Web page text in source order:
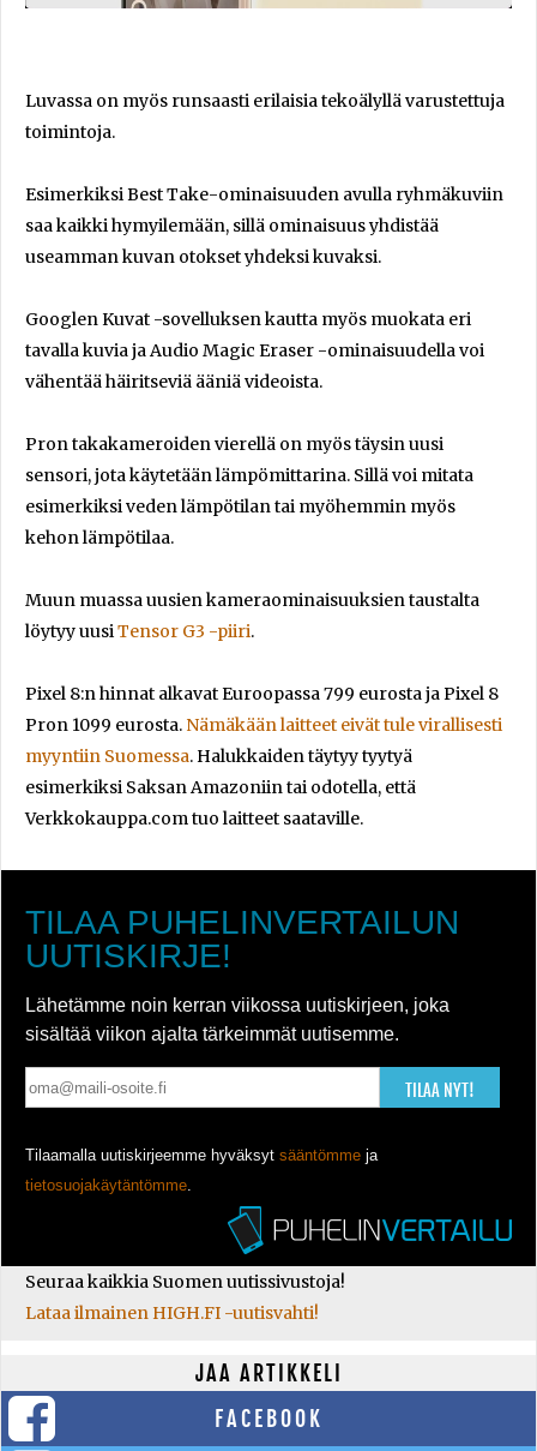
Luvassa on myös runsaasti erilaisia tekoälyllä varustettuja
toimintoja.
Esimerkiksi Best Take-ominaisuuden avulla ryhmäkuviin
saa kaikki hymyilemään, sillä ominaisuus yhdistää
useamman kuvan otokset yhdeksi kuvaksi.
Googlen Kuvat -sovelluksen kautta myös muokata eri
tavalla kuvia ja Audio Magic Eraser -ominaisuudella voi
vähentää häiritseviä ääniä videoista.
Pron takakameroiden vierellä on myös täysin uusi
sensori, jota käytetään lämpömittarina. Sillä voi mitata
esimerkiksi veden lämpötilan tai myöhemmin myös
kehon lämpötilaa.
Muun muassa uusien kameraominaisuuksien taustalta
löytyy uusiTensor G3 -piiri.
Pixel 8:n hinnat alkavat Euroopassa 799 eurosta ja Pixel 8
Pron 1099 eurosta. Nämäkään laitteet eivät tule virallisesti
myyntiin Suomessa. Halukkaiden täytyy tyytyä
esimerkiksi Saksan Amazoniin tai odotella, että
Verkkokauppa.com tuo laitteet saataville.
TILAA PUHELINVERTAILUN
UUTISKIRJE!
Lähetämme noin kerran viikossa uutiskirjeen, joka
sisältää viikon ajalta tärkeimmät uutisemme.
TILAA NYT!
Tilaamalla uutiskirjeemme hyväksyt sääntömme ja
tietosuojakäytäntömme.
Seuraa kaikkia Suomen uutissivustoja!
Lataa ilmainen HIGH.FI -uutisvahti!
JAA ARTIKKELI
FACEBOOK